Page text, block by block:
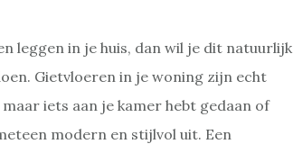
leggen in je huis, dan wil je dit natuurlijk
Gietvloeren in je woning zijn echt
iets aan je kamer hebt gedaan of
modern en stijlvol uit. Een